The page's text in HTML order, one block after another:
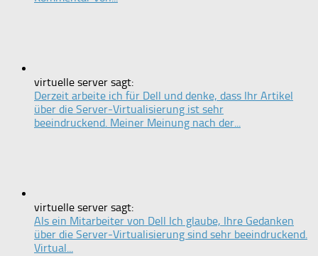
virtuelle server sagt:
Derzeit arbeite ich für Dell und denke, dass Ihr Artikel
über die Server-Virtualisierung ist sehr
beeindruckend. Meiner Meinung nach der...
virtuelle server sagt:
Als ein Mitarbeiter von Dell Ich glaube, Ihre Gedanken
über die Server-Virtualisierung sind sehr beeindruckend.
Virtual...